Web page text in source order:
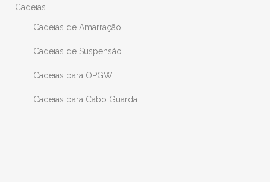
Cadeias
Cadeias de Amarração
Cadeias de Suspensão
Cadeias para OPGW
Cadeias para Cabo Guarda